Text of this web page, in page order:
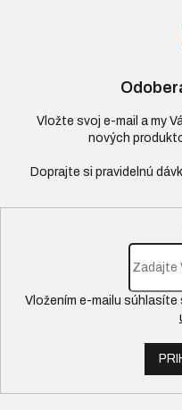
Vložte svoj e-mail a my
nových
Vložením e-mailu súhlasíte